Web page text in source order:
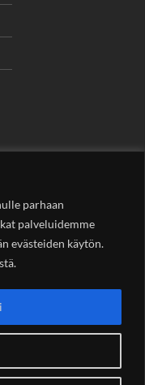
parhaan
palveluidemme
evästeiden käytön.